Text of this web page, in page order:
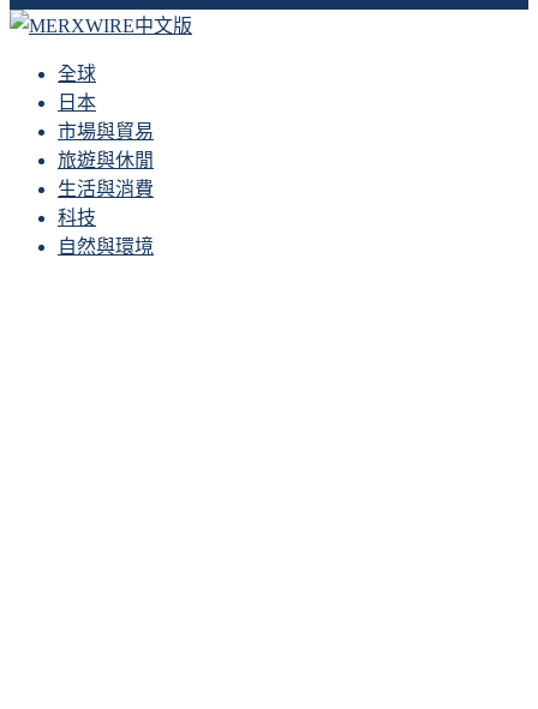
全球
日本
市場與貿易
旅遊與休閒
生活與消費
科技
自然與環境